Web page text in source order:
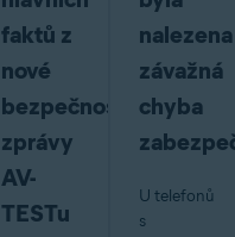
faktů z
nové
bezpečnostní
zprávy
AV-
TESTu
nalezena
závažná
chyba
U telefonů
s